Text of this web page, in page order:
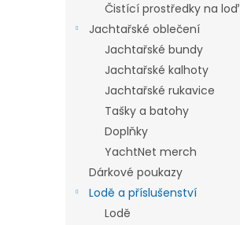
Čistící prostředky na loď
Jachtařské oblečení
Jachtařské bundy
Jachtařské kalhoty
Jachtařské rukavice
Tašky a batohy
Doplňky
YachtNet merch
Dárkové poukazy
Lodě a příslušenství
Lodě